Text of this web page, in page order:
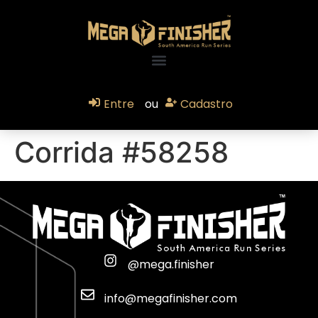
Entre ou Cadastro
Corrida #58258
@mega.finisher
info@megafinisher.com